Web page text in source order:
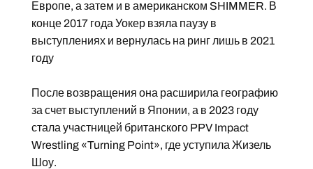
Европе, а затем и в американском SHIMMER. В
конце 2017 года Уокер взяла паузу в
выступлениях и вернулась на ринг лишь в 2021
году
После возвращения она расширила географию
за счет выступлений в Японии, а в 2023 году
стала участницей британского PPV Impact
Wrestling «Turning Point», где уступила Жизель
Шоу.